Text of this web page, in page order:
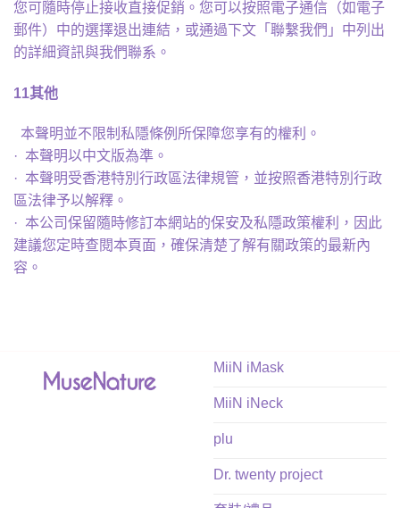
您可隨時停止接收直接促銷。您可以按照電子通信（如電子
郵件）中的選擇退出連結，或通過下文「聯繫我們」中列出
的詳細資訊與我們聯系。
11其他
本聲明並不限制私隱條例所保障您享有的權利。
· 本聲明以中文版為準。
· 本聲明受香港特別行政區法律規管，並按照香港特別行政
區法律予以解釋。
· 本公司保留隨時修訂本網站的保安及私隱政策權利，因此
建議您定時查閱本頁面，確保清楚了解有關政策的最新內
容。
MiiN iMask
MiiN iNeck
plu
Dr. twenty project